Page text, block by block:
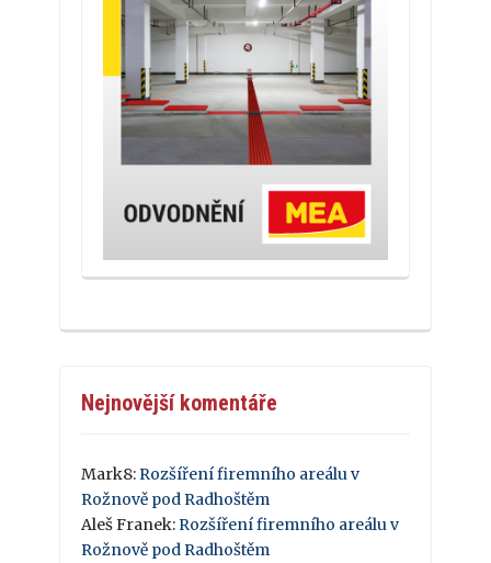
Nejnovější komentáře
Mark8: Rozšíření firemního areálu v
Rožnově pod Radhoštěm
Aleš Franek: Rozšíření firemního areálu v
Rožnově pod Radhoštěm